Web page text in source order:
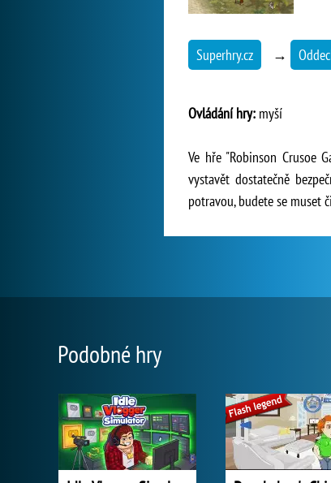
Superhry.cz →
Ovládání hry: myší
Ve hře "Robinson Crusoe
vystavět dostatečně
potravou, budete se muset
Podobné hry